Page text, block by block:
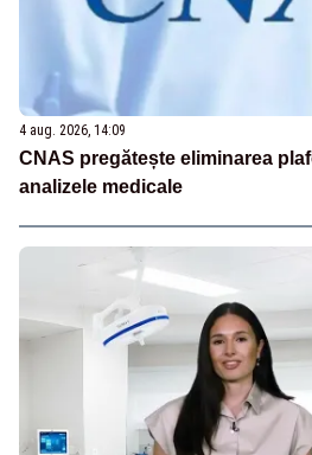
4 aug. 2026, 14:09
CNAS pregătește eliminarea
analizele medicale